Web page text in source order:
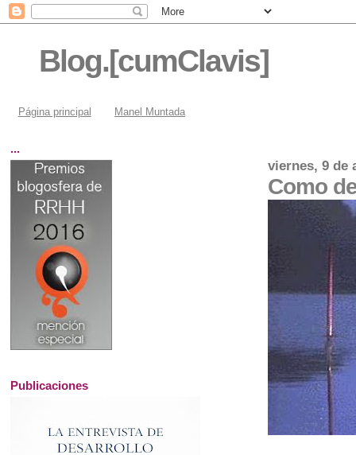
Blog.[cumClavis]
Página principal Manel Muntada
viernes, 9 de
Como
...
Publicaciones